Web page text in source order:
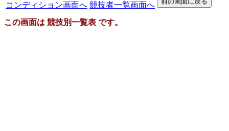
コンディション画面へ 競技者一覧画面へ
この画面は 競技別一覧表 です。